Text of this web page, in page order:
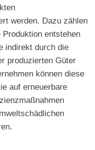
werden. Dazu zählen
entstehen
indirekt durch die
produzierten Güter
können diese
auf erneuerbare